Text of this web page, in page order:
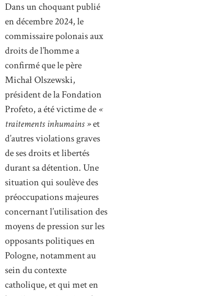
Dans un choquant publié
en décembre 2024, le
commissaire polonais aux
droits de l’homme a
confirmé que le père
Michał Olszewski,
président de la Fondation
Profeto, a été victime de«
traitements inhumains »et
d’autres violations graves
de ses droits et libertés
durant sa détention. Une
situation qui soulève des
préoccupations majeures
concernant l’utilisation des
moyens de pression sur les
opposants politiques en
Pologne, notamment au
sein du contexte
catholique, et qui met en